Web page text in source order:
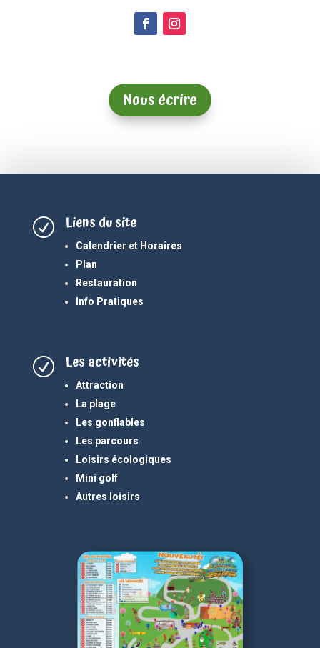
Nous écrire
R Liens du site
Calendrier et Horaires
Plan
Restauration
Info Pratiques
R Les activités
Attraction
La plage
Les gonflables
Les parcours
Loisirs écologiques
Mini golf
Autres loisirs